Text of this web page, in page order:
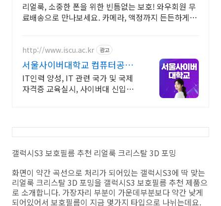
리얼룩, 소중한 폰을 위한 빈틈없는 보호! 와우회원 무
료배송으로 만나보세요. 카메라, 액정까지 든든하게 보
http://www.iscu.ac.kr 광고
서울사이버대학교 컴퓨터공학
과 2026 가을학기 신편입생
IT인력 양성, IT 관련 국가 및 국제
자격증 교육실시, 사이버대 신입생
갤럭시S3 보호필름 추천 리얼룩 크리스탈 3D 포밍
화면이 약간 곡선으로 처리가 되어있는 갤럭시S3에 딱 맞는
리얼룩 크리스탈 3D 포밍을 갤럭시S3 보호필름 추천 제품으
로 소개합니다. 가장자리 부분이 가운데부분보다 약간 낮게
되어있어서 보호필름이 지금 몇가지 타입으로 나뉘는데요.